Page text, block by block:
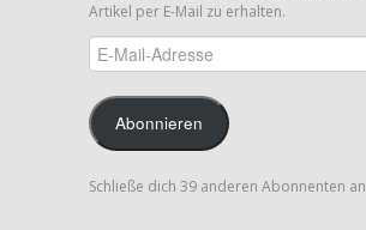
Artikel per E-Mail zu erhalten.
E-
Mail-
Adresse
Abonnieren
Schließe dich 39 anderen Abonnenten an